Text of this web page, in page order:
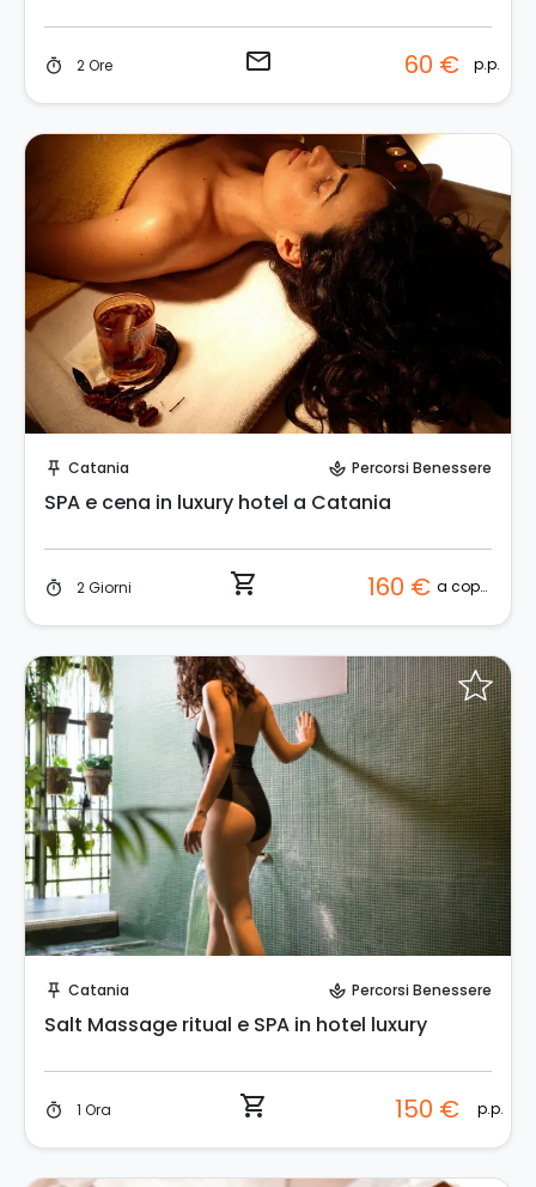
timer 2 Ore email 60 € p.p.
push_pin Catania spa Percorsi Benessere
SPA e cena in luxury hotel a Catania
timer 2 Giorni shopping_cart 160 € a coppia
push_pin Catania spa Percorsi Benessere
Salt Massage ritual e SPA in hotel luxury
timer 1 Ora shopping_cart 150 € p.p.